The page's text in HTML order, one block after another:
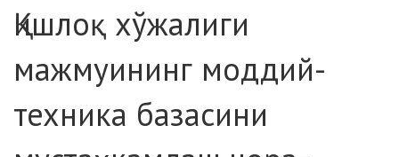
Қишлоқ хўжалиги
мажмуининг моддий-
техника базасини